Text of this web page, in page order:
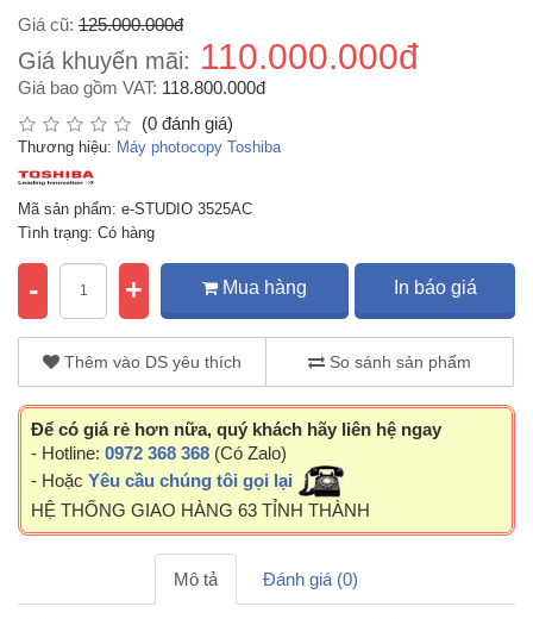
Giá cũ: 125.000.000đ
Giá khuyến mãi: 110.000.000đ
Giá bao gồm VAT: 118.800.000đ
(0 đánh giá)
Thương hiệu: Máy photocopy Toshiba
Mã sản phẩm: e-STUDIO 3525AC
Tình trạng: Có hàng
- + Mua hàng In báo giá
Thêm vào DS yêu thích So sánh sản phẩm
Để có giá rẻ hơn nữa, quý khách hãy liên hệ ngay
- Hotline: 0972 368 368 (Có Zalo)
- Hoặc Yêu cầu chúng tôi gọi lại
HỆ THỐNG GIAO HÀNG 63 TỈNH THÀNH
Mô tả Đánh giá (0)